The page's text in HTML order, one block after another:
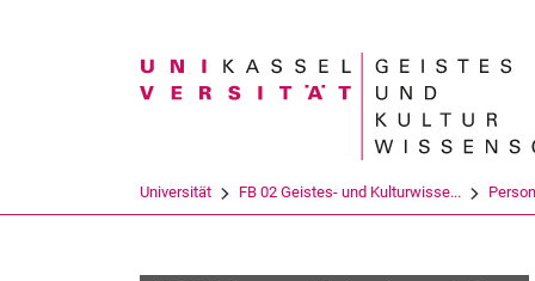
Suchbegriff
Universität FB 02 Geistes- und Kulturwisse...